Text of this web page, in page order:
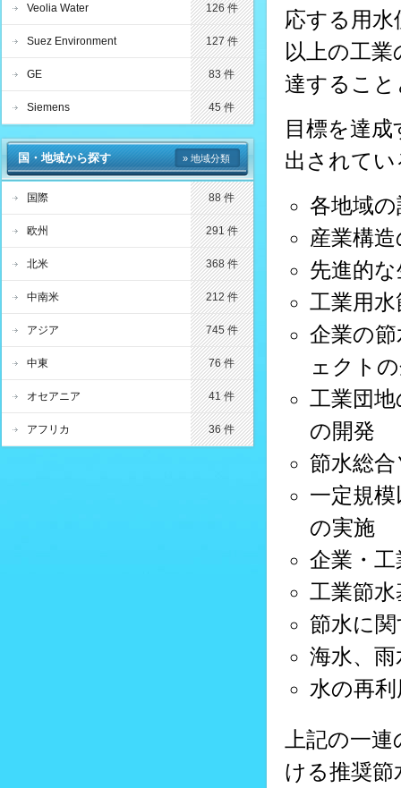
応する用水
以上の工
達するこ
目標を達
出されてい
各地域
産業構
先進的
工業用
企業の
ェクト
工業団
の開発
節水総
一定規
の実施
企業・
工業節
節水に
海水、
水の再
上記の一
ける推奨節
Veolia Water 126 件
Suez Environment 127 件
GE 83 件
Siemens 45 件
国・地域から探す » 地域分類
国際 88 件
欧州 291 件
北米 368 件
中南米 212 件
アジア 745 件
中東 76 件
オセアニア 41 件
アフリカ 36 件